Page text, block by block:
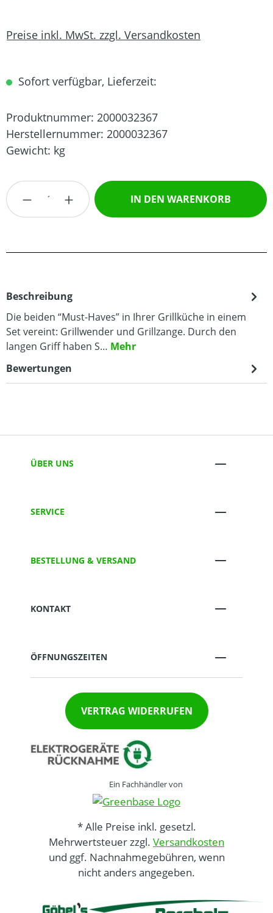
Preise inkl. MwSt. zzgl. Versandkosten
Sofort verfügbar, Lieferzeit:
Produktnummer: 2000032367
Herstellernummer: 2000032367
Gewicht: kg
Produkt Anzahl: Gib den gewünschten
IN DEN WARENKORB
Beschreibung
Die beiden “Must-Haves” in Ihrer Grillküche in einem
Set vereint: Grillwender und Grillzange. Durch den
langen Griff haben S… Mehr
Bewertungen
ÜBER UNS
SERVICE
BESTELLUNG & VERSAND
KONTAKT
ÖFFNUNGSZEITEN
VERTRAG WIDERRUFEN
Ein Fachhändler von
* Alle Preise inkl. gesetzl.
Mehrwertsteuer zzgl. Versandkosten
und ggf. Nachnahmegebühren, wenn
nicht anders angegeben.